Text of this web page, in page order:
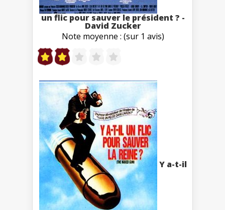
un flic pour sauver le président ? -
David Zucker
Note moyenne : (sur 1 avis)
Y a-t-il